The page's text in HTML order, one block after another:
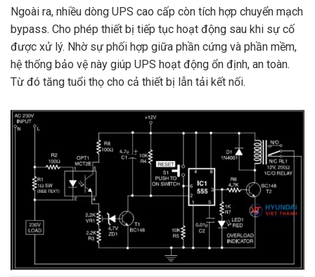
Ngoài ra, nhiều dòng UPS cao cấp còn tích hợp chuyển mạch
bypass. Cho phép thiết bị tiếp tục hoạt động sau khi sự cố
được xử lý. Nhờ sự phối hợp giữa phần cứng và phần mềm,
hệ thống bảo vệ này giúp UPS hoạt động ổn định, an toàn.
Từ đó tăng tuổi thọ cho cả thiết bị lẫn tải kết nối.